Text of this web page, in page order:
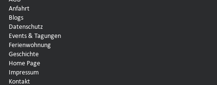
Anfahrt
Blogs
Datenschutz
Events & Tagungen
Ferienwohnung
Geschichte
Home Page
Impressum
Kontakt